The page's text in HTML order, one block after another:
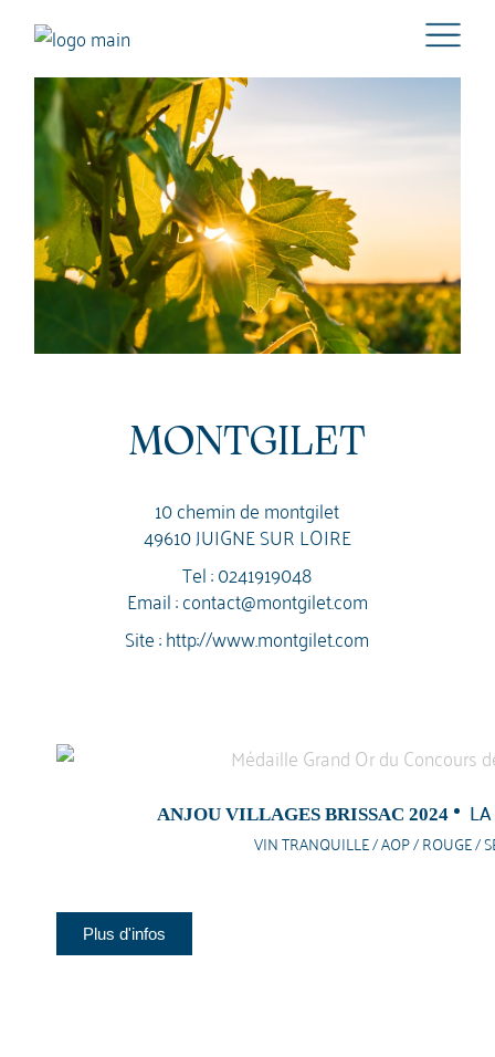
MONTGILET
10 chemin de montgilet
49610 JUIGNE SUR LOIRE
Tel :0241919048
Email :contact@montgilet.com
Site :http://www.montgilet.com
ANJOU VILLAGES BRISSAC 2024
VIN TRANQUILLE / AOP / ROUGE /
Plus d'infos